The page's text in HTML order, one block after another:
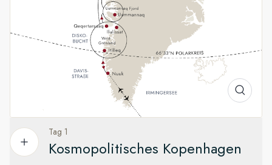
Die Bewohner dieser Region des hohen Nordens, die der
Legende nach unter der Bezeichnung Thule bekannt sind,
führen selbst für arktische Verhältnisse ein isoliertes Dasein
an Orten, die seit Jahrhunderten als die nördlichsten
Gemeinden unseres Planeten gelten. Machen Sie sich
gefasst auf die in der Arktis herrschenden Bedingungen, an
die Kälte angepasste Wildtiere, eiskalte Gewässer und den
kühlsten Sommer auf Erden.
Im Einklang mit AECO
Tag 1
Kosmopolitisches Kopenhagen